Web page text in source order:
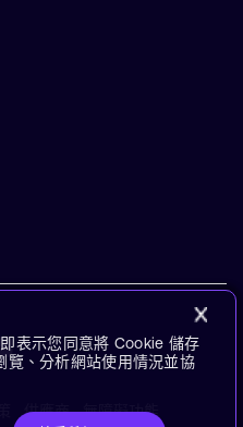
供應商 無障礙功能
表示您同意將 Cookie 儲存
覽、分析網站使用情況並協